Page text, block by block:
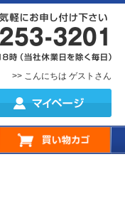
>> こんにちは ゲストさん